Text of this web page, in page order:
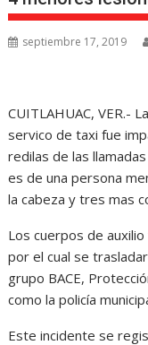
septiembre 17, 2019
CUITLAHUAC, VER.-
servico de taxi fue
redilas de las
es de una persona
la cabeza y tres mas
Los cuerpos de
por el cual se
grupo BACE,
como la policía
Este incidente se